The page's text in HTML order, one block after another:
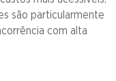
são particularmente
com alta